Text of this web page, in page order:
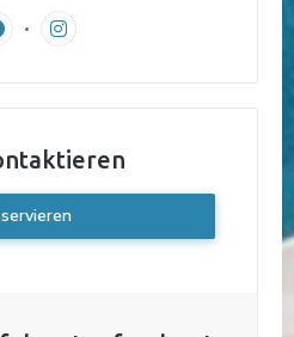
((öffnet ein neues
Instagram ((öffnet ein